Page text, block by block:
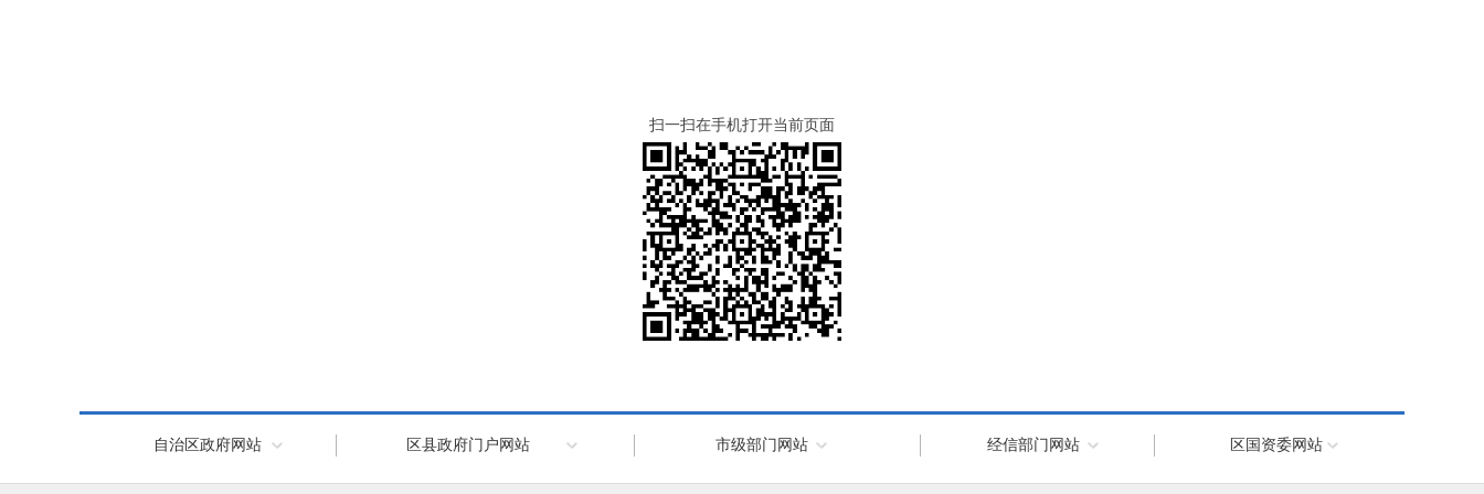
扫一扫在手机打开当前页面
自治区政府网站 区县政府门户网站 市级部门网站 经信部门网站 区国资委网站